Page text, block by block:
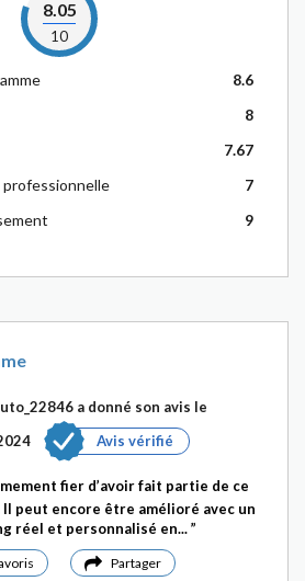
8.05
10
8.6
8
7.67
7
9
a donné son avis le
Avis vérifié
fier d’avoir fait partie de ce
Il peut encore être amélioré avec un
réel et personnalisé en...
Partager